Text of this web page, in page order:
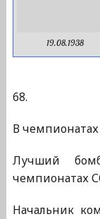
19.08.1938
68.
В чемпионатах
Лучший
чемпионатах
Начальник